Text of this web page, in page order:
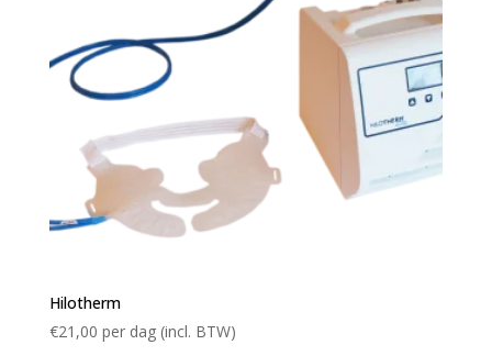
Hilotherm
€21,00 per dag (incl. BTW)